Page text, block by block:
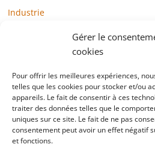
Gérer le
cookies
Pour offrir les meilleures expériences,
telles que les cookies pour stocker et/ou
appareils. Le fait de consentir à ces
traiter des données telles que le
uniques sur ce site. Le fait de ne pas
consentement peut avoir un effet négatif
et fonctions.
Industrie
Mode / Beauté / Bien-être
Santé
Société
Sports